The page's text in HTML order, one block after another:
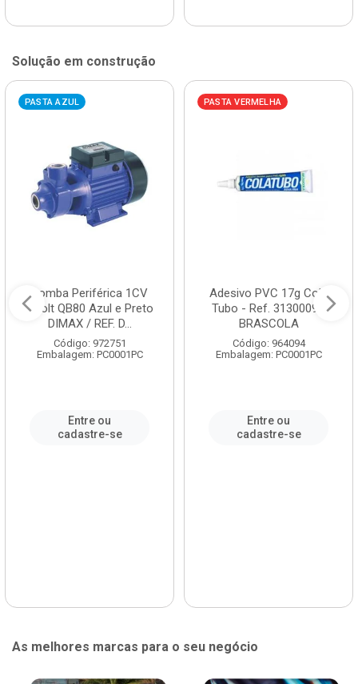
Solução em construção
PASTA AZUL
Bomba Periférica 1CV
Bivolt QB80 Azul e Preto
DIMAX / REF. D...
Código: 972751
Embalagem: PC0001PC
Entre ou
cadastre-se
PASTA VERMELHA
Adesivo PVC 17g Cola
Tubo - Ref. 3130009 -
BRASCOLA
Código: 964094
Embalagem: PC0001PC
Entre ou
cadastre-se
As melhores marcas para o seu negócio